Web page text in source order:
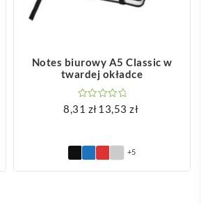
Notes biurowy A5 Classic w
twardej okładce
8,31 zł13,53zł
+5